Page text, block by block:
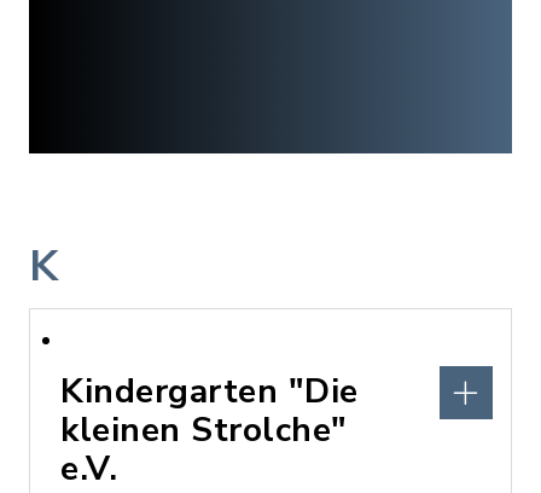
K
Kindergarten "Die
kleinen Strolche"
e.V.